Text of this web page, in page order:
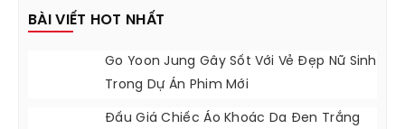
BÀI VIẾT HOT NHẤT
Go Yoon Jung Gây Sốt Với Vẻ Đẹp Nữ Sinh
Trong Dự Án Phim Mới
Đấu Giá Chiếc Áo Khoác Da Đen Trắng